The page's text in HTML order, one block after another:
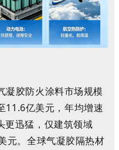
凝胶防火涂料市场规模
11.6亿美元，年均增速
更迅猛，仅建筑领域
元。全球气凝胶隔热材